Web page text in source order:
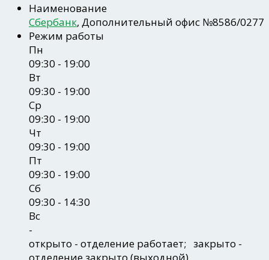
Наименование
Сбербанк, Дополнительный офис №8586/0277
Режим работы
Пн
09:30 - 19:00
Вт
09:30 - 19:00
Ср
09:30 - 19:00
Чт
09:30 - 19:00
Пт
09:30 - 19:00
Сб
09:30 - 14:30
Вс
-
открыто - отделение работает; закрыто -
отделение закрыто (выходной)